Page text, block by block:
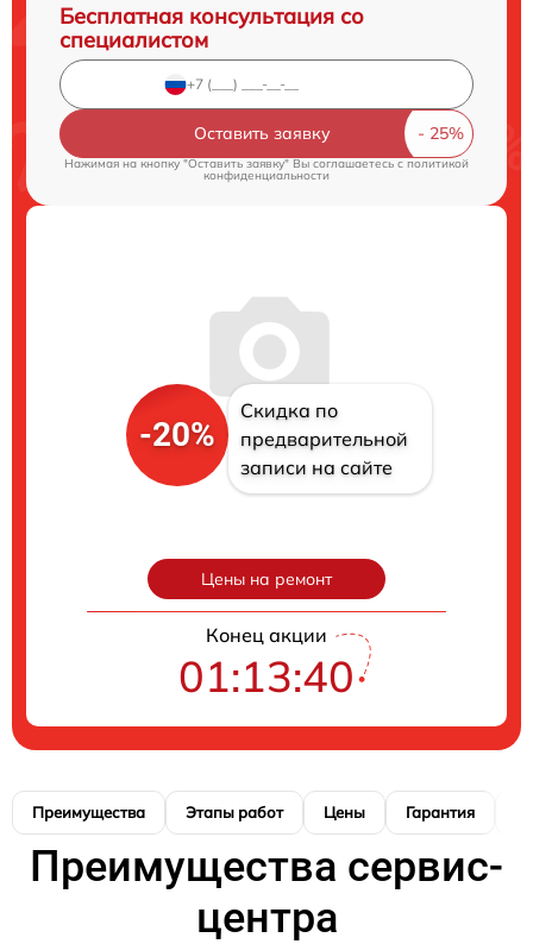
Бесплатная консультация со
специалистом
Оставить заявку
Нажимая на кнопку "Оставить заявку" Вы соглашаетесь cполитикой
конфиденциальности
-20%
Скидка по
предварительной
записи на сайте
Цены на ремонт
Конец акции
01:13:39
Преимущества Этапы работ Цены Гарантия
Преимущества сервис-
центра